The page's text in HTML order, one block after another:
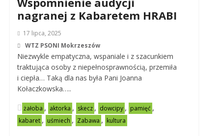
nagranej z Kabaretem HRABI
17 lipca, 2025
WTZ PSONI Mokrzeszów
Niezwykle empatyczna, wspaniale i z szacunkiem
traktująca osoby z niepełnosprawnością, przemiła
i ciepła… Taką dla nas była Pani Joanna
Kołaczkowska…..
żałoba , aktorka , skecz , dowcipy , pamięć ,
kabaret , uśmiech , Zabawa , kultura